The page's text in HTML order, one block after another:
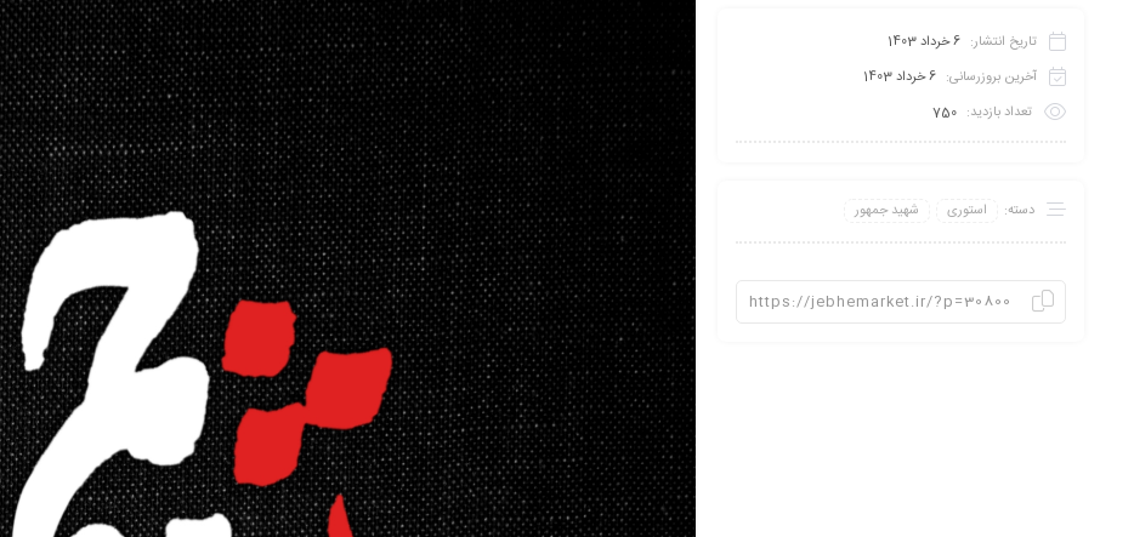
تاریخ انتشار: 6 خرداد 1403
آخرین بروزرسانی: 6 خرداد 1403
تعداد بازدید: 750
دسته: استوری شهید جمهور